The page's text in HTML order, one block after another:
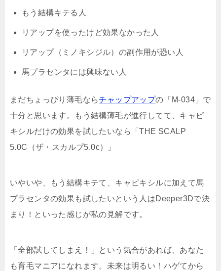
もう結構キテる人
リアップを使ったけど効果なかった人
リアップ（ミノキシジル）の副作用が恐い人
馬プラセンタには興味ない人
まだちょっぴり薄毛ならチャップアップの「M-034」で
十分と思います。もう結構薄毛が進行してて、キャピ
キシルだけの効果を試したいなら「THE SCALP
5.0C（ザ・スカルプ5.0c）」
いやいや、もう結構キテて、キャピキシルに加えて馬
プラセンタの効果も試したいという人はDeeper3Dで決
まり！といった感じが私の見解です。
「全部試してしまえ！」という気合があれば、あなた
も育毛マニアになれます。未来は明るい！ハゲてから